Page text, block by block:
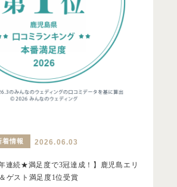
着情報 2026.06.03
連続★満足度で3冠達成！】鹿児島エリ
ゲスト満足度1位受賞